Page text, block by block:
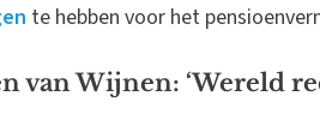
te hebben voor het
van Wijnen: ‘Wereld